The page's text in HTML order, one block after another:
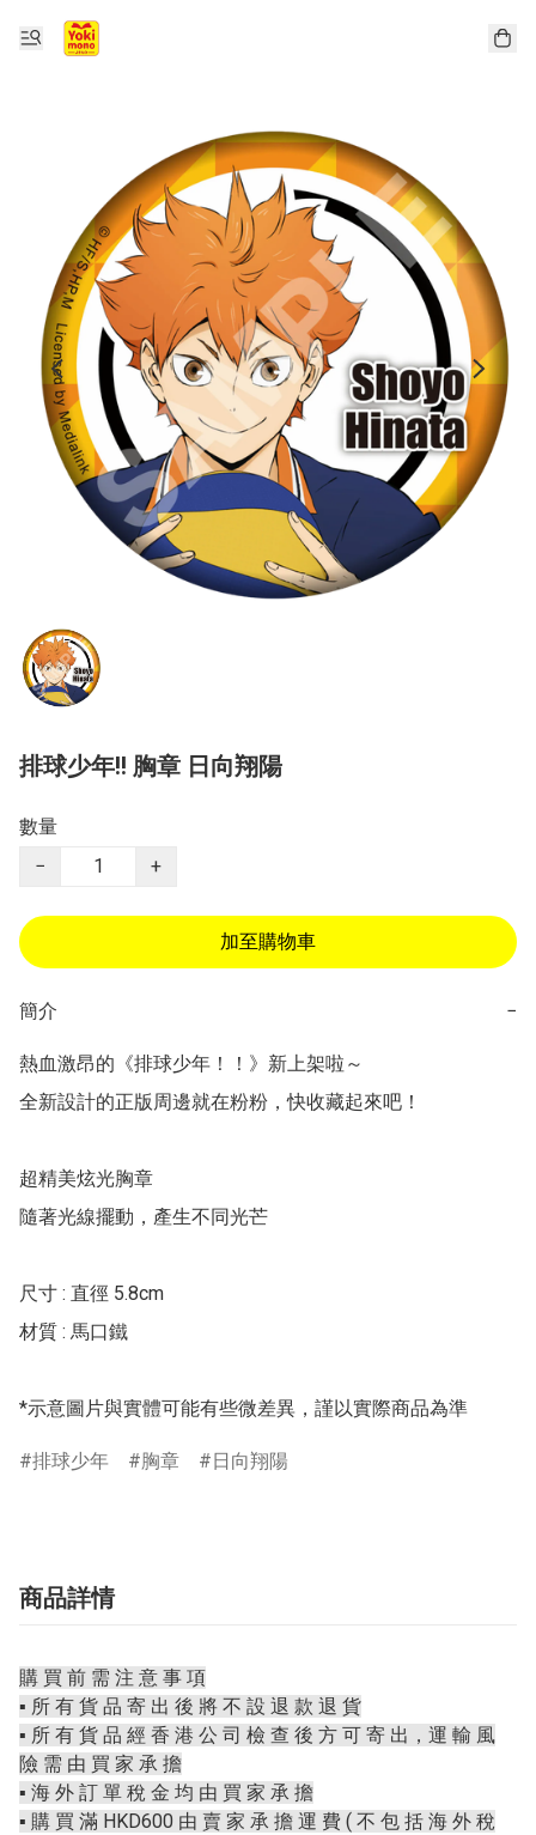
排球少年!! 胸章 日向翔陽
數量
−
+
加至購物車
簡介 −
熱血激昂的《排球少年！！》新上架啦～
全新設計的正版周邊就在粉粉，快收藏起來吧！
超精美炫光胸章
隨著光線擺動，產生不同光芒
尺寸 : 直徑 5.8cm
材質 : 馬口鐵
*示意圖片與實體可能有些微差異，謹以實際商品為準
排球少年 胸章 日向翔陽
商品詳情
購 買 前 需 注 意 事 項
▪️ 所 有 貨 品 寄 出 後 將 不 設 退 款 退 貨
▪️ 所 有 貨 品 經 香 港 公 司 檢 查 後 方 可 寄 出，運 輸 風
險 需 由 買 家 承 擔
▪️ 海 外 訂 單 稅 金 均 由 買 家 承 擔
▪️ 購 買 滿 HKD600 由 賣 家 承 擔 運 費 ( 不 包 括 海 外 稅